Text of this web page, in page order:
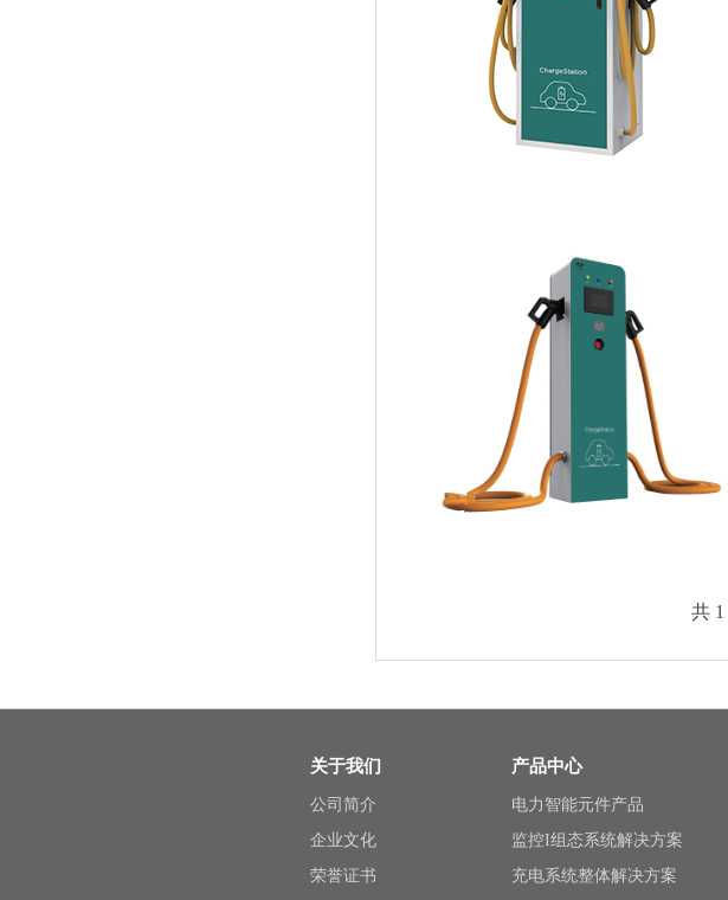
共 1
关于我们
公司简介
企业文化
荣誉证书
产品中心
电力智能元件产品
监控I组态系统解决方案
充电系统整体解决方案